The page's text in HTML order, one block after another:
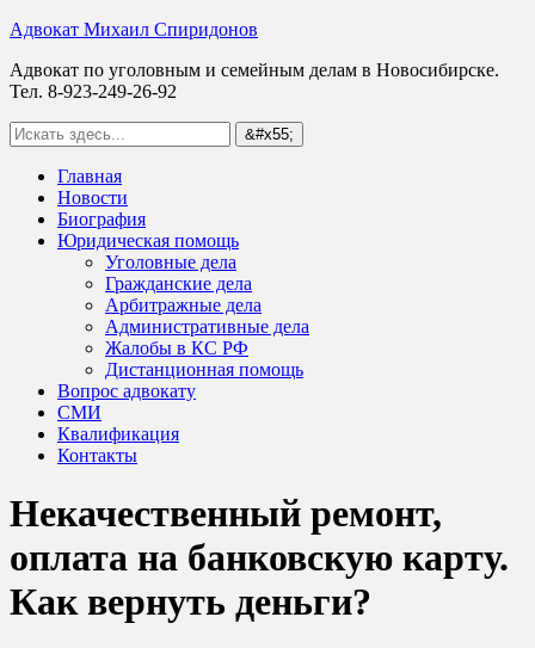
Адвокат Михаил Спиридонов
Адвокат по уголовным и семейным делам в Новосибирске.
Тел. 8-923-249-26-92
Главная
Новости
Биография
Юридическая помощь
Уголовные дела
Гражданские дела
Арбитражные дела
Административные дела
Жалобы в КС РФ
Дистанционная помощь
Вопрос адвокату
СМИ
Квалификация
Контакты
Некачественный ремонт,
оплата на банковскую карту.
Как вернуть деньги?